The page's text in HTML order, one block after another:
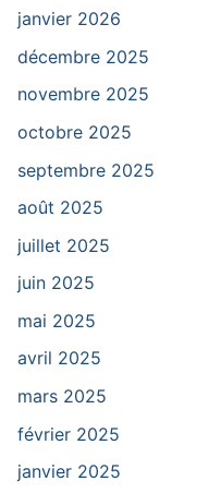
janvier 2026
décembre 2025
novembre 2025
octobre 2025
septembre 2025
août 2025
juillet 2025
juin 2025
mai 2025
avril 2025
mars 2025
février 2025
janvier 2025